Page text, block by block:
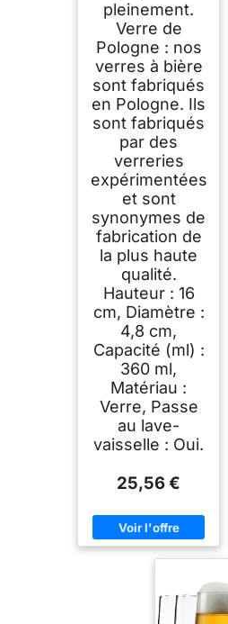
pleinement.
Verre de
Pologne : nos
verres à bière
sont fabriqués
en Pologne. Ils
sont fabriqués
par des
verreries
expérimentées
et sont
synonymes de
fabrication de
la plus haute
qualité.
Hauteur : 16
cm, Diamètre :
4,8 cm,
Capacité (ml) :
360 ml,
Matériau :
Verre, Passe
au lave-
vaisselle : Oui.
25,56 €